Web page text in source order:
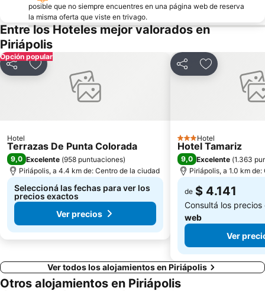
posible que no siempre encuentres en una página web de reserva
la misma oferta que viste en trivago.
Entre los Hoteles mejor valorados en
Piriápolis
Opción popular
CompartirAñadir a favoritos
Hotel
Terrazas De Punta Colorada
9,0 Excelente (958 puntuaciones)
Piriápolis, a 4.4 km de: Centro de la ciudad
Seleccioná las fechas para ver los
precios exactos
Ver precios
CompartirAñadir a
3 Estrellas
Hotel
Hotel Tamariz
9,0 Excelente (1.363
Piriápolis, a 1.0 km
de $ 4.141
Consultá los
web
Ver
Ver todos los alojamientos en Piriápolis
Otros alojamientos en Piriápolis